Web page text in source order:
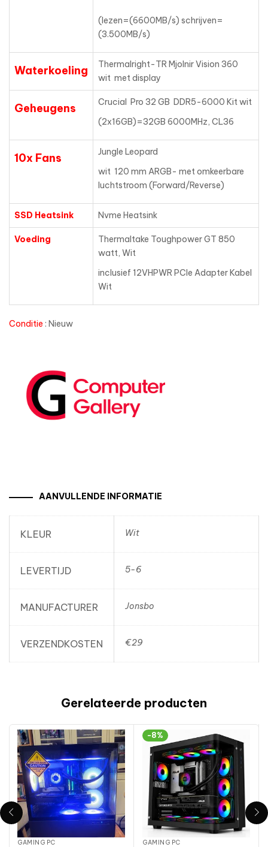
(lezen=(6600MB/s) schrijven=
(3.500MB/s)
Waterkoeling
Thermalright-TR Mjolnir Vision 360
wit met display
Geheugens
Crucial Pro 32 GB DDR5-6000 Kit wit
(2x16GB)=32GB 6000MHz, CL36
10x Fans
Jungle Leopard
wit 120 mm ARGB- met omkeerbare
luchtstroom (Forward/Reverse)
SSD Heatsink Nvme Heatsink
Voeding
Thermaltake Toughpower GT 850
watt, Wit
inclusief 12VHPWR PCIe Adapter Kabel
Wit
Conditie : Nieuw
AANVULLENDE INFORMATIE
KLEUR Wit
LEVERTIJD 5-6
MANUFACTURER Jonsbo
VERZENDKOSTEN €29
Gerelateerde producten
GAMING PC
-8%
GAMING PC